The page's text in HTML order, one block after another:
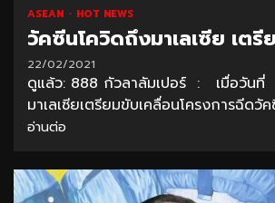
ASEAN HOT NEWS
วัคซีนโควิดถึงมาเลเซีย เต
22/02/2021
ดูแล้ว: 888 กัวลาลัมเปอร์ : เมื่อวันที่
มาเลเซียเตรียมขับเคลื่อนโครงการฉีดวั
อ่านต่อ